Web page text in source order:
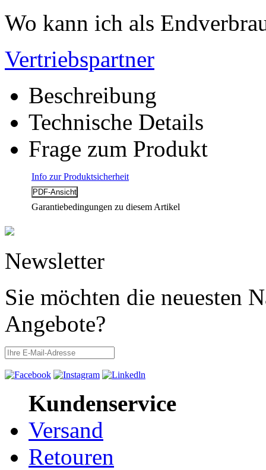
Wo kann ich als
Vertriebspartner
Beschreibung
Technische Details
Frage zum Produkt
Info zur Produktsicherheit
Garantiebedingungen zu diesem Artikel
Newsletter
Sie möchten die neuesten
Angebote?
Kundenservice
Versand
Retouren